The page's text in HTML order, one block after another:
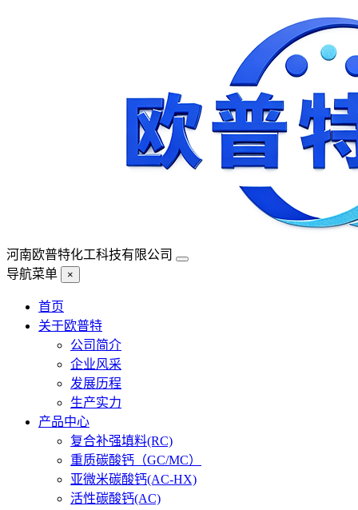
河南欧普特化工科技有限公司
导航菜单
×
首页
关于欧普特
公司简介
企业风采
发展历程
生产实力
产品中心
复合补强填料(RC)
重质碳酸钙（GC/MC）
亚微米碳酸钙(AC-HX)
活性碳酸钙(AC)